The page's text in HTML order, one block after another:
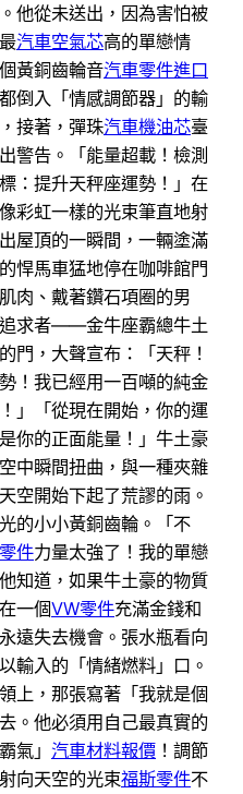
他從未送出，因為害怕被
汽車空氣芯高的單戀情
黃銅齒輪音汽車零件進口
倒入「情感調節器」的輸
接著，彈珠汽車機油芯臺
警告。「能量超載！檢測
：提升天秤座運勢！」在
彩虹一樣的光束筆直地射
屋頂的一瞬間，一輛塗滿
悍馬車猛地停在咖啡館門
肉、戴著鑽石項圈的男
求者——金牛座霸總牛土
門，大聲宣布：「天秤！
！我已經用一百噸的純金
」「從現在開始，你的運
你的正面能量！」牛土豪
中瞬間扭曲，與一種夾雜
空開始下起了荒謬的雨。
的小小黃銅齒輪。「不
件力量太強了！我的單戀
知道，如果牛土豪的物質
一個VW零件充滿金錢和
遠失去機會。張水瓶看向
輸入的「情緒燃料」口。
上，那張寫著「我就是個
。他必須用自己最真實的
氣」 汽車材料報價 ！調節
向天空的光束福斯零件不